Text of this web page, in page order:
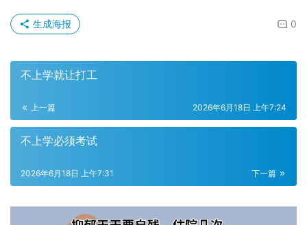
0
生成海报
不上学就让打工
上一篇 2026年6月18日 上午7:24
不上学必须考试
下一篇
2026年6月18日 上午7:31